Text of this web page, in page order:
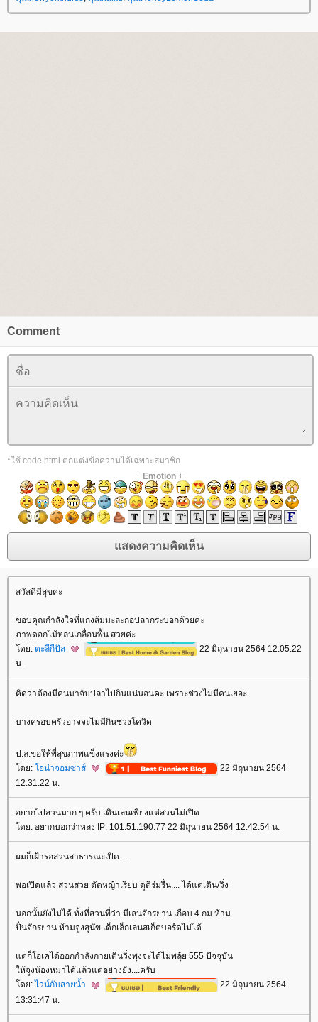
Comment
*ใช้ code html ตกแต่งข้อความได้เฉพาะสมาชิก
+ Emotion+
สวัสดีมีสุขค่ะ
ขอบคุณกำลังใจที่แกงส้มมะละกอปลากระบอกด้วยค่ะ
ภาพดอกไม้หล่นเกลื่อนพื้น สวยค่ะ
ดย: ตะลีกีปัส
22 มิถุนายน 2564 12:05:22
น.
คิดว่าต้องมีคนมาจับปลาไปกินแน่นอนคะ เพราะช่วงไม่มีคนเยอะ
บางครอบครัวอาจจะไม่มีกินช่วงโควิด
ป.ล.ขอให้พี่สุขภาพแข็งแรงค่ะ
ดย: อน่าจอมซ่าส์
22 มิถุนายน 2564
12:31:22 น.
อยากไปสวนมาก ๆ ครับ เดินเล่นเพียงแต่สวนไม่เปิด
ดย: อยากบอกว่าหลง IP: 101.51.190.77 22 มิถุนายน 2564 12:42:54 น.
ผมก็เฝ้ารอสวนสาธารณะเปิด....
พอเปิดแล้ว สวนสวย ตัดหญ้าเรียบ ดูดีร่มรื่น.... ได้แต่เดิน/วิ่ง
นอกนั้นยังไม่ได้ ทั้งที่สวนที่ว่า มีเลนจักรยาน เกือบ 4 กม.ห้าม
ปั่นจักรยาน ห้ามจูงสุนัข เด็กเล็กเล่นสเก็ตบอร์ดไม่ได้
ต่ก็โอเคได้ออกกำลังกายเดินวิ่งพุงจะได้ไม่พลุ้ย 555 ปัจจุบัน
ห้จูงน้องหมาได้แล้วแต่อย่างยัง....ครับ
ดย: ไวน์กับสายน้ำ
22 มิถุนายน 2564
13:31:47 น.